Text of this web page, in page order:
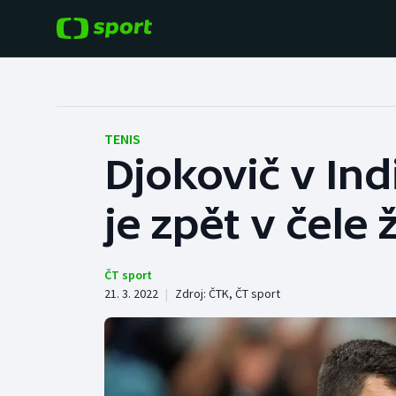
Hokej
Tenis
Cyklistika
Baseball a softbal
Basketbal
Boby a skeleton
Box
TENIS
Djokovič v
je zpět v čele
ČT sport
21. 3. 2022 | Zdroj: ČTK, ČT sport